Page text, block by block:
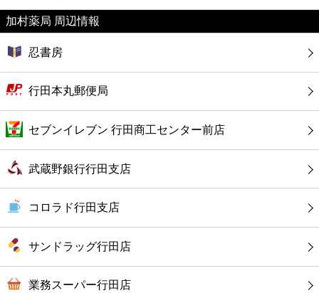
ファーストフード
カフェ
ショッピング
銀行
公共
病院
ホテル
加村薬局 周辺情報
忍書房
行田本丸郵便局
セブンイレブン 行田商工センター前店
武蔵野銀行行田支店
コロラド行田支店
サンドラッグ行田店
業務スーパー行田店